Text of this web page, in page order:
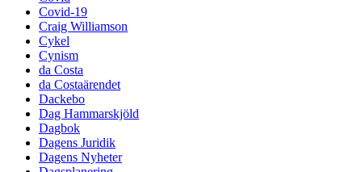
Covid-19
Craig Williamson
Cykel
Cynism
da Costa
da Costaärendet
Dackebo
Dag Hammarskjöld
Dagbok
Dagens Juridik
Dagens Nyheter